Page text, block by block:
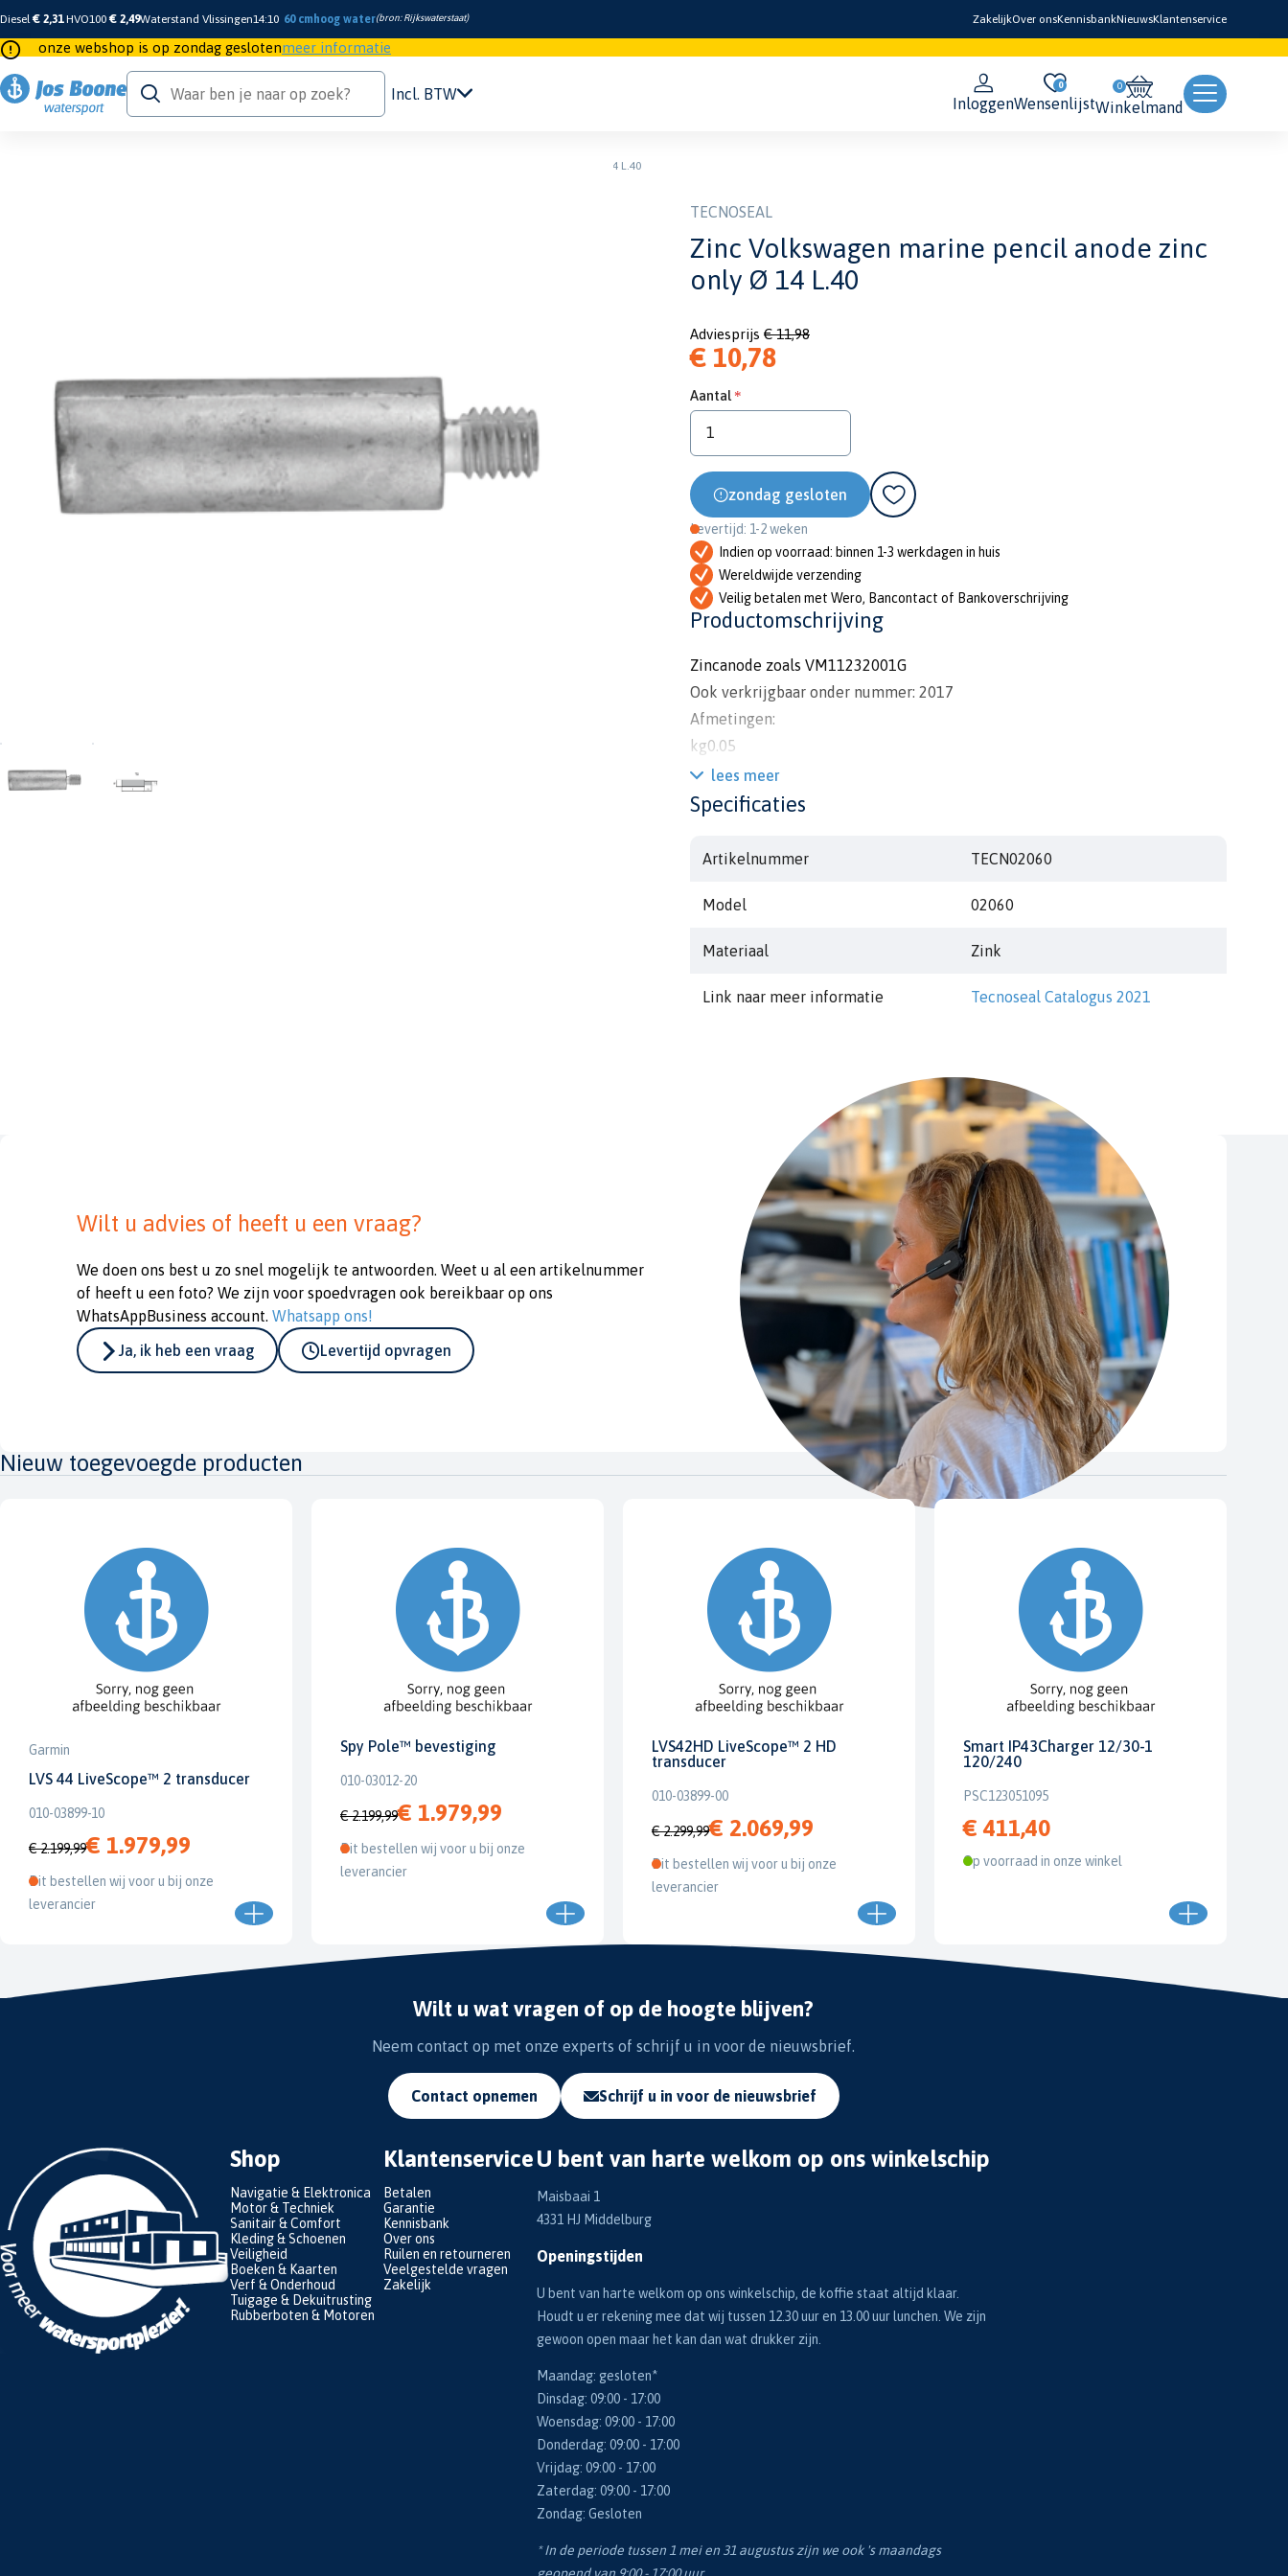
Diesel€ 2,31 HVO100 € 2,49Waterstand Vlissingen14:10 60 cm hoog water(bron:Rijkswaterstaat) ZakelijkOver onsKennisbankNieuwsKlantenservice
onze webshop is op zondag geslotenmeer informatie
Incl. BTW
Inloggen
0
WensenlijstWinkelmand
Zinc Volkswagen marine pencil anode zinc only Ø 14 L.40
TECNOSEAL
Zinc Volkswagen marine pencil anode zinc
only Ø 14 L.40
Adviesprijs € 11,98
€ 10,78
Aantal
zondag gesloten
Levertijd: 1-2 weken
Indien op voorraad: binnen 1-3 werkdagen in huis
Wereldwijde verzending
Veilig betalen met Wero, Bancontact of Bankoverschrijving
Productomschrijving
Zincanode zoals VM11232001G
Ook verkrijgbaar onder nummer: 2017
Afmetingen:
kg0.05
lbs0.10
diam14mm
l110mm
lees meer
Specificaties
Artikelnummer TECN02060
Model 02060
Materiaal Zink
Link naar meer informatie Tecnoseal Catalogus 2021
Wilt u advies of heeft u een vraag?
We doen ons best u zo snel mogelijk te antwoorden. Weet u al een artikelnummer
of heeft u een foto? We zijn voor spoedvragen ook bereikbaar op ons
WhatsAppBusiness account. Whatsapp ons!
Ja, ik heb een vraag
Levertijd opvragen
Nieuw toegevoegde producten
Garmin
LVS 44 LiveScope™ 2 transducer
010-03899-10
€ 2.199,99€ 1.979,99
Dit bestellen wij voor u bij onze
leverancier
Spy Pole™ bevestiging
010-03012-20
€ 2.199,99€ 1.979,99
Dit bestellen wij voor u bij onze
leverancier
LVS42HD LiveScope™ 2 HD
transducer
010-03899-00
€ 2.299,99€ 2.069,99
Dit bestellen wij voor u bij onze
leverancier
Smart IP43Charger 12/30-1
120/240
PSC123051095
€ 411,40
Op voorraad in onze winkel
Wilt u wat vragen of op de hoogte blijven?
Neem contact op met onze experts of schrijf u in voor de nieuwsbrief.
Contact opnemen Schrijf u in voor de nieuwsbrief
Shop
Navigatie & Elektronica
Motor & Techniek
Sanitair & Comfort
Kleding & Schoenen
Veiligheid
Boeken & Kaarten
Verf & Onderhoud
Tuigage & Dekuitrusting
Rubberboten & Motoren
Klantenservice
Betalen
Garantie
Kennisbank
Over ons
Ruilen en retourneren
Veelgestelde vragen
Zakelijk
U bent van harte welkom op ons winkelschip
Maisbaai 1
4331 HJ Middelburg
Openingstijden
U bent van harte welkom op ons winkelschip, de koffie staat altijd klaar.
Houdt u er rekening mee dat wij tussen 12.30 uur en 13.00 uur lunchen. We zijn
gewoon open maar het kan dan wat drukker zijn.
Maandag: gesloten*
Dinsdag: 09:00 - 17:00
Woensdag: 09:00 - 17:00
Donderdag: 09:00 - 17:00
Vrijdag: 09:00 - 17:00
Zaterdag: 09:00 - 17:00
Zondag: Gesloten
* In de periode tussen 1 mei en 31 augustus zijn we ook 's maandags
geopend van 9:00 - 17:00 uur.